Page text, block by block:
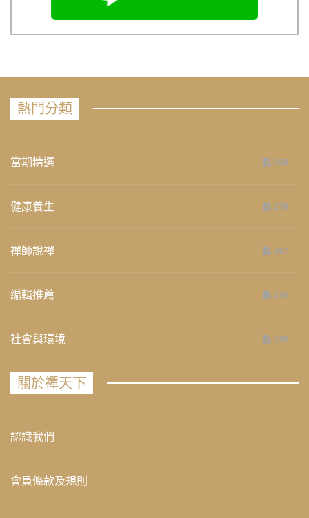
熱門分類
當期精選 658
健康養生 276
禪師說禪 267
編輯推薦 236
社會與環境 235
關於禪天下
認識我們
會員條款及規則